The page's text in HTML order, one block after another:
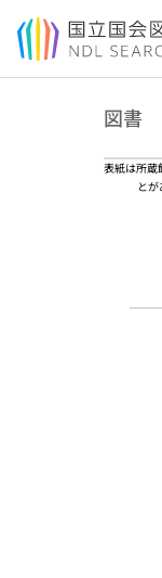
本文へ移動
図書
表紙は所蔵
と